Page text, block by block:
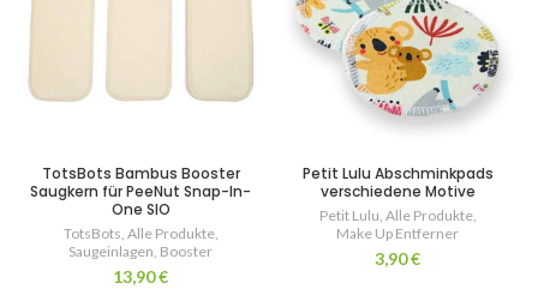
TotsBots Bambus Booster
Saugkern für PeeNut Snap-In-
One SIO
TotsBots, Alle Produkte,
Saugeinlagen, Booster
13,90€
Petit Lulu Abschminkpads
verschiedene Motive
Petit Lulu, Alle Produkte,
Make Up Entferner
3,90€